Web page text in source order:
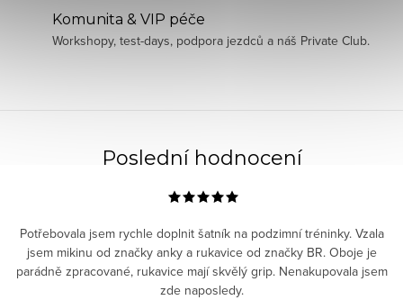
Komunita & VIP péče
Workshopy, test-days, podpora jezdců a náš Private Club.
Poslední hodnocení
Potřebovala jsem rychle doplnit šatník na podzimní tréninky. Vzala
jsem mikinu od značky anky a rukavice od značky BR. Oboje je
parádně zpracované, rukavice mají skvělý grip. Nenakupovala jsem
zde naposledy.